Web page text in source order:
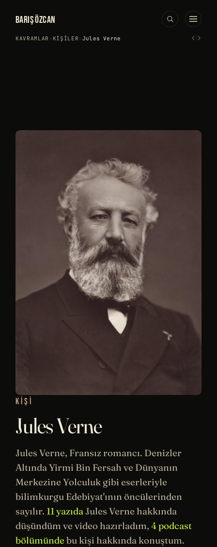
BARIŞ ÖZCAN
KAVRAMLAR › KIŞILER › Jules Verne ‹›
KIŞI
Jules Verne
Jules Verne, Fransız romancı. Denizler
Altında Yirmi Bin Fersah ve Dünyanın
Merkezine Yolculuk gibi eserleriyle
bilimkurgu Edebiyat'ının öncülerinden
sayılır. 11 yazıda Jules Verne hakkında
düşündüm ve video hazırladım, 4 podcast
bölümünde bu kişi hakkında konuştum.